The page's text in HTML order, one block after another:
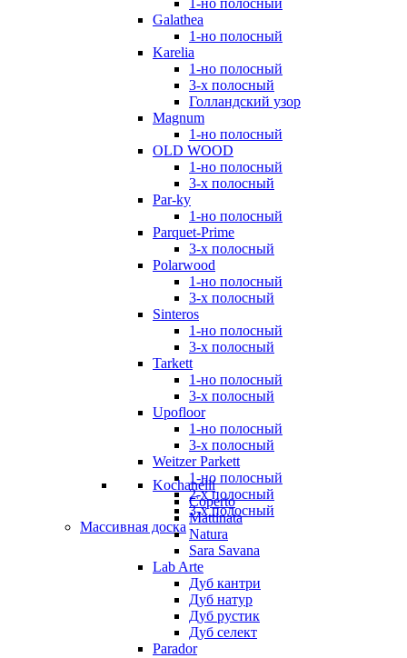
1-но полосный
Galathea
1-но полосный
Karelia
1-но полосный
3-х полосный
Голландский узор
Magnum
1-но полосный
OLD WOOD
1-но полосный
3-х полосный
Par-ky
1-но полосный
Parquet-Prime
3-х полосный
Polarwood
1-но полосный
3-х полосный
Sinteros
1-но полосный
3-х полосный
Tarkett
1-но полосный
3-х полосный
Upofloor
1-но полосный
3-х полосный
Weitzer Parkett
1-но полосный
2-х полосный
3-х полосный
Массивная доска
Kochanelli
Coperto
Mattinata
Natura
Sara Savana
Lab Arte
Дуб кантри
Дуб натур
Дуб рустик
Дуб селект
Parador